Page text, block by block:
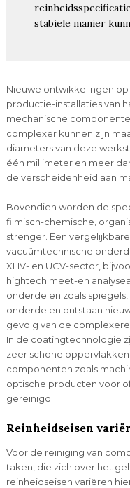
stabiele manier
Nieuwe ontwikkelingen
productie-installaties van
mechanische
complexer kunnen zijn
diameters van deze
één millimeter en meer
de verscheidenheid aan
Bovendien worden de
filmisch-chemische,
strenger. Een
vacuümtechnische
XHV- en UCV-sector,
hightech meet-en
onderdelen zoals
onderdelen ontstaan
gevolg van de
In de coatingtechnologie
zeer schone
componenten zoals
optische producten voor
gereinigd.
Reinheidseisen
Voor de reiniging van
taken, die zich over het
reinheidseisen variëren